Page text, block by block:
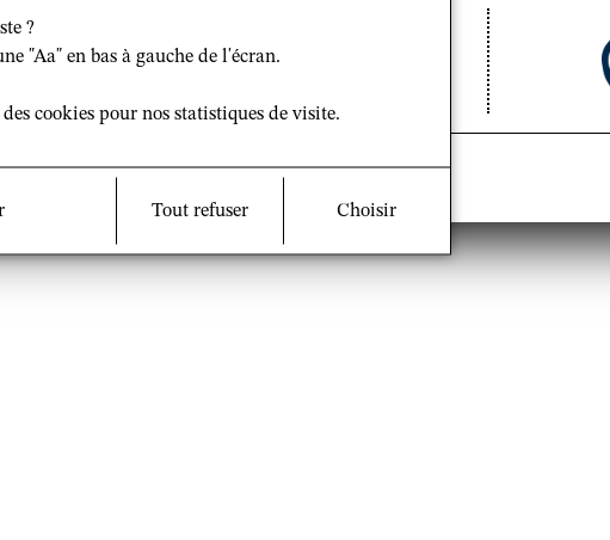
?
"Aa" en bas à gauche de l'écran.
cookies pour nos statistiques de visite.
Tout refuser Choisir
Facebook|
Groupe Sociétés, Religions, Laïcités (GSRL)